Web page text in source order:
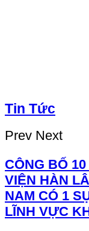
Tin Tức
Prev Next
CÔNG BỐ
VIỆN HÀN
NAM CÓ 1
LĨNH VỰC